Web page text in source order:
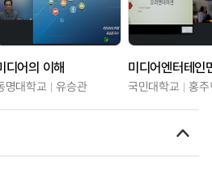
디어의 이해
명대학교 유승관
미디어엔터테인
국민대학교 홍